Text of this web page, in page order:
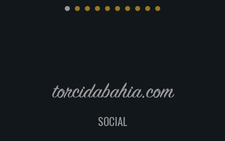
torcidabahia.com
SOCIAL